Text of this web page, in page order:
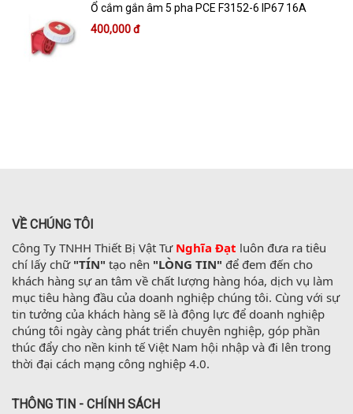
Ổ cắm gắn âm 5 pha PCE F3152-6 IP67 16A
400,000 đ
VỀ CHÚNG TÔI
Công Ty TNHH Thiết Bị Vật Tư Nghĩa Đạt luôn đưa ra tiêu
chí lấy chữ "TÍN" tạo nên "LÒNG TIN" để đem đến cho
khách hàng sự an tâm về chất lượng hàng hóa, dịch vụ làm
mục tiêu hàng đầu của doanh nghiệp chúng tôi. Cùng với sự
tin tưởng của khách hàng sẽ là động lực để doanh nghiệp
chúng tôi ngày càng phát triển chuyên nghiệp, góp phần
thúc đẩy cho nền kinh tế Việt Nam hội nhập và đi lên trong
thời đại cách mạng công nghiệp 4.0.
THÔNG TIN - CHÍNH SÁCH